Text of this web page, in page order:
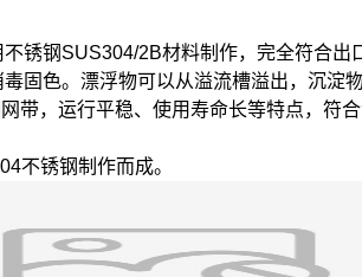
锈钢SUS304/2B材料制作，完全符合
固色。漂浮物可以从溢流槽溢出，沉淀
，运行平稳、使用寿命长等特点，符合
不锈钢制作而成。